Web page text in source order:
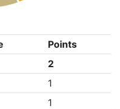
Points
2
1
1